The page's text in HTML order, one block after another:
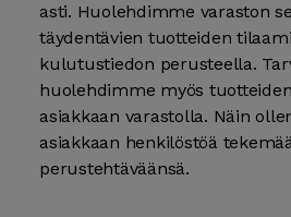
asti. Huolehdimme varaston
täydentävien tuotteiden
kulutustiedon perusteella.
huolehdimme myös
asiakkaan varastolla. Näin
asiakkaan henkilöstöä
perustehtäväänsä.